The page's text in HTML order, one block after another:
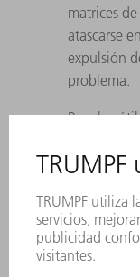
matrices
atascarse
expulsión
problema.
Para los
útiles de